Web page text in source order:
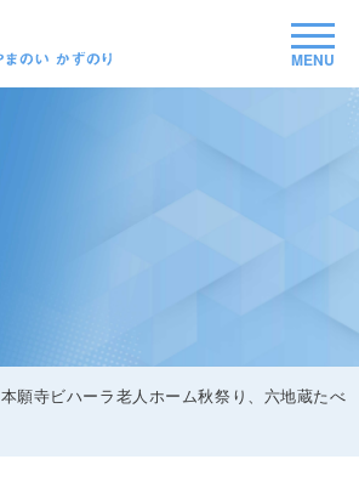
MENU
本願寺ビハーラ老人ホーム秋祭り、六地蔵たべ